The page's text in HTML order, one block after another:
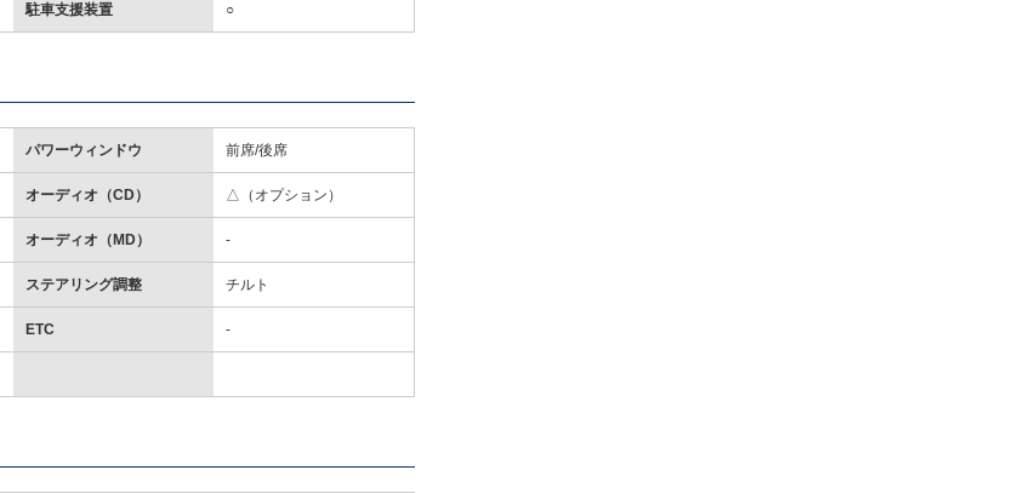
駐車支援装置 ○
パワーウィンドウ 前席/後席
オーディオ（CD） △（オプション）
オーディオ（MD） -
ステアリング調整 チルト
ETC -